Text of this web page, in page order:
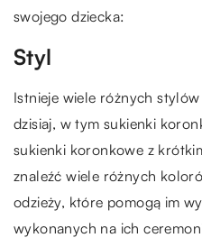
swojego dziecka:
Styl
Istnieje wiele różnych
dzisiaj, w tym sukienki
sukienki koronkowe z
znaleźć wiele różnych
odzieży, które pomogą im
wykonanych na ich